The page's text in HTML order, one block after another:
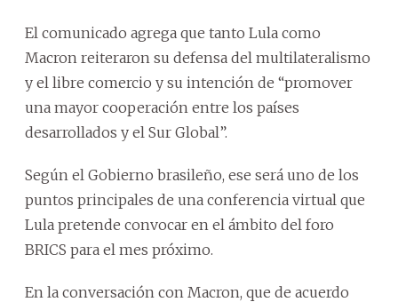
El comunicado agrega que tanto Lula como
Macron reiteraron su defensa del multilateralismo
y el libre comercio y su intención de “promover
una mayor cooperación entre los países
desarrollados y el Sur Global”.
Según el Gobierno brasileño, ese será uno de los
puntos principales de una conferencia virtual que
Lula pretende convocar en el ámbito del foro
BRICS para el mes próximo.
En la conversación con Macron, que de acuerdo